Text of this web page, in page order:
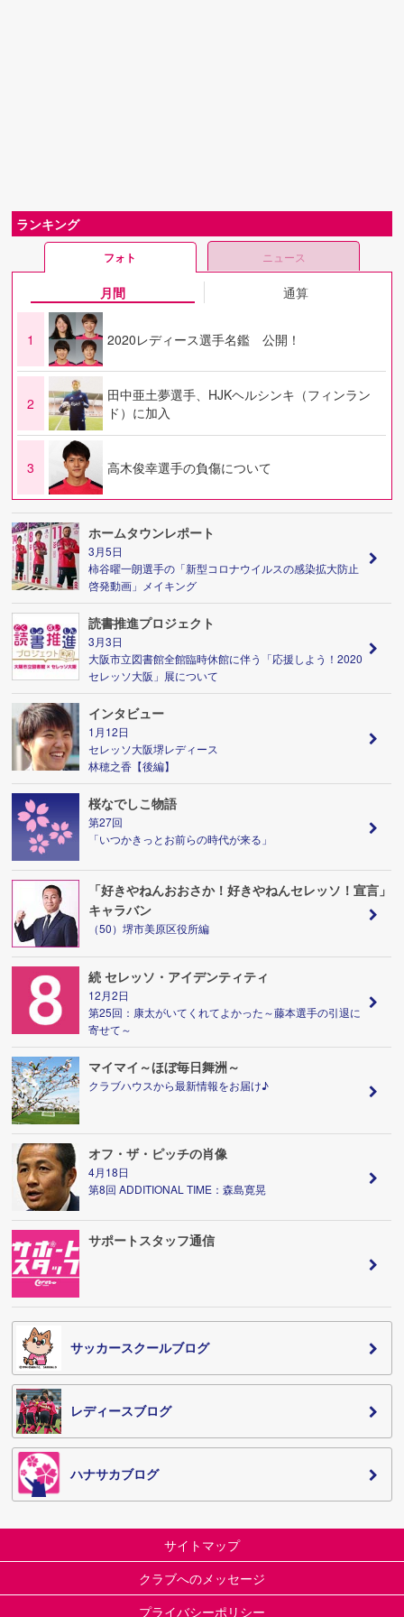
ランキング
フォト ニュース
月間 通算
1 2020レディース選手名鑑 公開！
2
田中亜土夢選手、HJKヘルシンキ（フィンラン
ド）に加入
3 高木俊幸選手の負傷について
ホームタウンレポート
3月5日
柿谷曜一朗選手の「新型コロナウイルスの感染拡大防止
啓発動画」メイキング
読書推進プロジェクト
3月3日
大阪市立図書館全館臨時休館に伴う「応援しよう！2020
セレッソ大阪」展について
インタビュー
1月12日
セレッソ大阪堺レディース
林穂之香【後編】
桜なでしこ物語
第27回
「いつかきっとお前らの時代が来る」
「好きやねんおおさか！好きやねんセレッソ！宣言」
キャラバン
（50）堺市美原区役所編
続 セレッソ・アイデンティティ
12月2日
第25回：康太がいてくれてよかった～藤本選手の引退に
寄せて～
マイマイ～ほぼ毎日舞洲～
クラブハウスから最新情報をお届け♪
オフ・ザ・ピッチの肖像
4月18日
第8回 ADDITIONAL TIME：森島寛晃
サポートスタッフ通信
サッカースクールブログ
レディースブログ
ハナサカブログ
サイトマップ
クラブへのメッセージ
プライバシーポリシー